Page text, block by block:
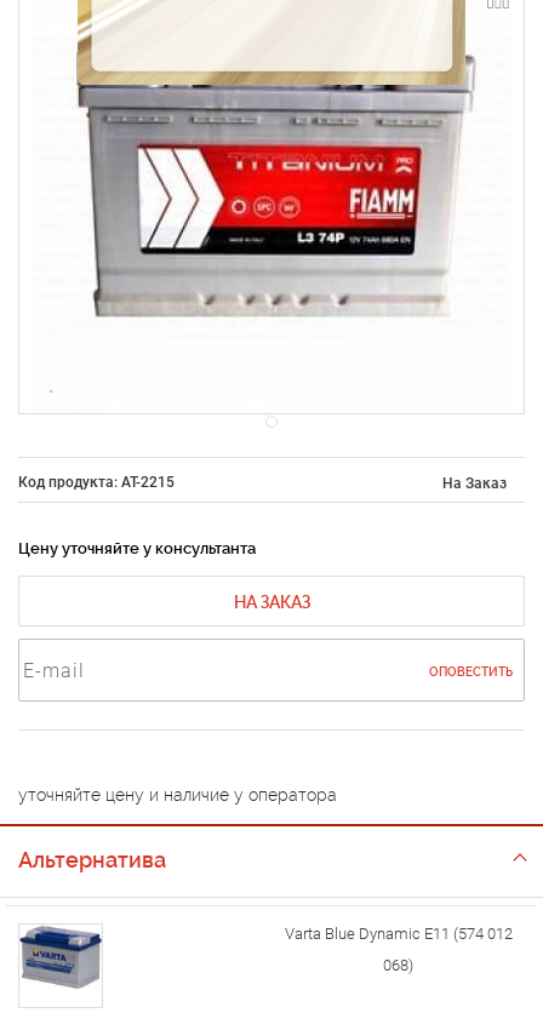
Код продукта: AT-2215 На Заказ
Цену уточняйте у консультанта
НА ЗАКАЗ
ОПОВЕСТИТЬ
уточняйте цену и наличие у оператора
Альтернатива
Varta Blue Dynamic E11 (574 012
068)